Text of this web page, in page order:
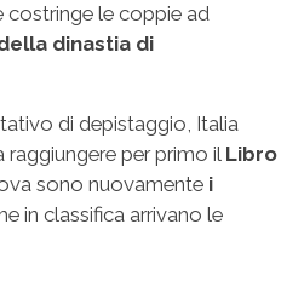
costringe le coppie ad
dinastia di
di depistaggio, Italia
per primo il Libro
sono nuovamente i
in classifica arrivano le